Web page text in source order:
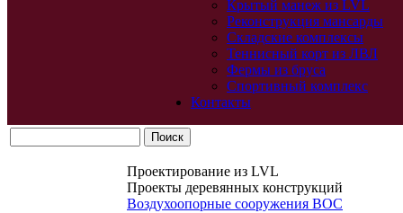
Крытый манеж из LVL
Реконструкция мансарды
Складские комплексы
Теннисный корт из ЛВЛ
Фермы из бруса
Спортивный комплекс
Контакты
Проектирование из LVL
Проекты деревянных конструкций
Воздухоопорные сооружения ВОС